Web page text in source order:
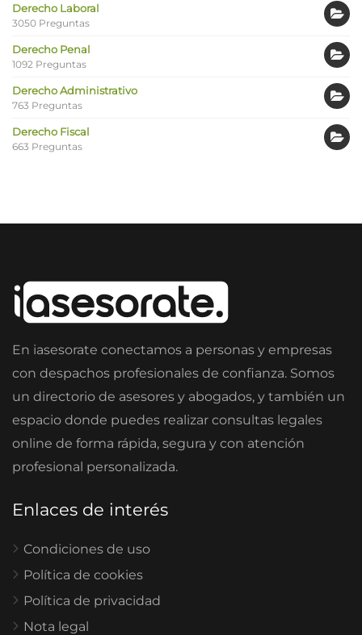
Derecho Laboral
3050 Preguntas
Derecho Penal
1092 Preguntas
Derecho Administrativo
763 Preguntas
Derecho Fiscal
663 Preguntas
En iasesorate conectamos a personas y empresas
con despachos profesionales de confianza. Somos
un directorio de asesores y abogados, y también un
espacio donde puedes realizar consultas legales
online de forma rápida, segura y con atención
profesional personalizada.
Enlaces de interés
Condiciones de uso
Política de cookies
Política de privacidad
Nota legal